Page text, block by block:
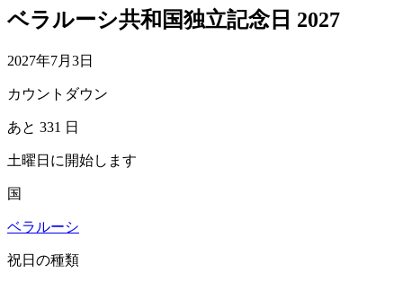
ベラルーシ共和国独立記念日 2027
2027年7月3日
カウントダウン
あと 331 日
土曜日に開始します
国
ベラルーシ
祝日の種類